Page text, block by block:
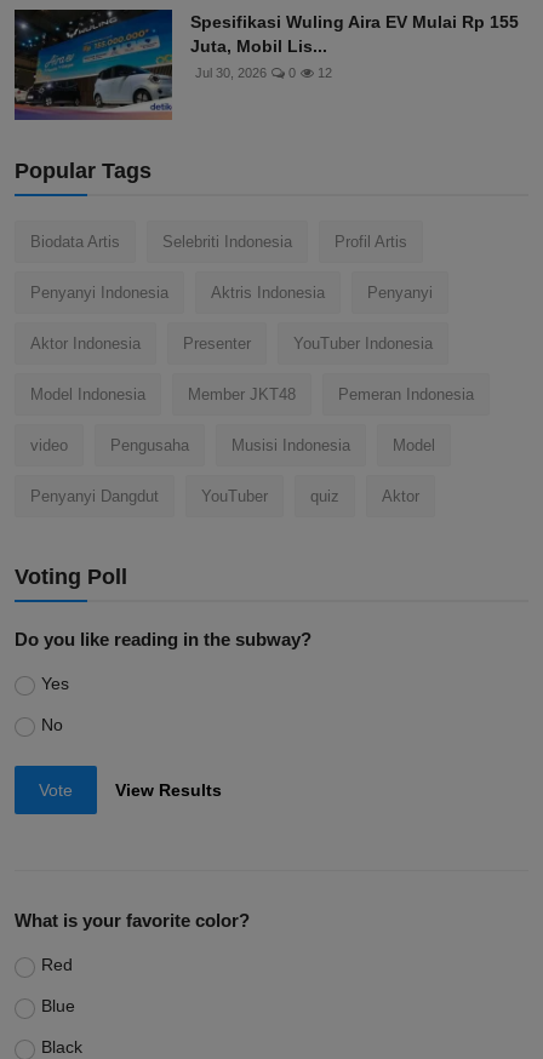
Spesifikasi Wuling Aira EV Mulai Rp 155
Juta, Mobil Lis...
Jul 30, 2026 0 12
Popular Tags
Biodata Artis Selebriti Indonesia Profil Artis
Penyanyi Indonesia Aktris Indonesia Penyanyi
Aktor Indonesia Presenter YouTuber Indonesia
Model Indonesia Member JKT48 Pemeran Indonesia
video Pengusaha Musisi Indonesia Model
Penyanyi Dangdut YouTuber quiz Aktor
Voting Poll
Do you like reading in the subway?
Yes
No
Vote View Results
What is your favorite color?
Red
Blue
Black